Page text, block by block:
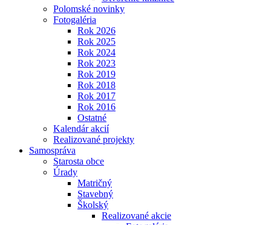
Polomské novinky
Fotogaléria
Rok 2026
Rok 2025
Rok 2024
Rok 2023
Rok 2019
Rok 2018
Rok 2017
Rok 2016
Ostatné
Kalendár akcií
Realizované projekty
Samospráva
Starosta obce
Úrady
Matričný
Stavebný
Školský
Realizované akcie